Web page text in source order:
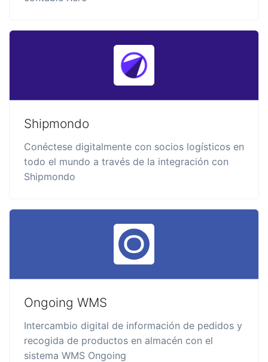
Shipmondo
Conéctese digitalmente con socios logísticos en
todo el mundo a través de la integración con
Shipmondo
Ongoing WMS
Intercambio digital de información de pedidos y
recogida de productos en almacén con el
sistema WMS Ongoing